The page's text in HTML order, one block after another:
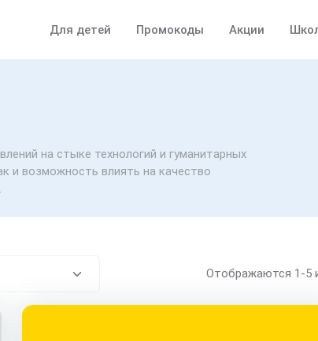
Для детей Промокоды Акции
на стыке технологий и гуманитарных
и возможность влиять на качество
Отображаются 1-5